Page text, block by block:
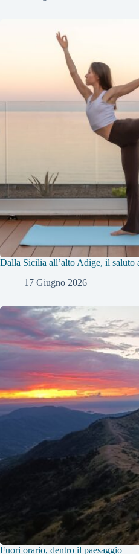
Dalla Sicilia all’alto Adige, il saluto
17 Giugno 2026
Fuori orario, dentro il paesaggio